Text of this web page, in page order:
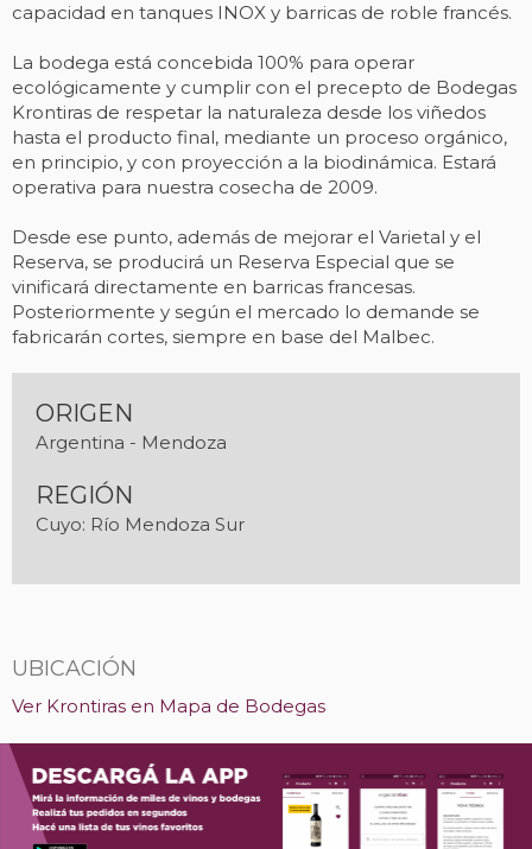
capacidad en tanques INOX y barricas de roble francés.
La bodega está concebida 100% para operar
ecológicamente y cumplir con el precepto de Bodegas
Krontiras de respetar la naturaleza desde los viñedos
hasta el producto final, mediante un proceso orgánico,
en principio, y con proyección a la biodinámica. Estará
operativa para nuestra cosecha de 2009.
Desde ese punto, además de mejorar el Varietal y el
Reserva, se producirá un Reserva Especial que se
vinificará directamente en barricas francesas.
Posteriormente y según el mercado lo demande se
fabricarán cortes, siempre en base del Malbec.
ORIGEN
Argentina - Mendoza
REGIÓN
Cuyo: Río Mendoza Sur
UBICACIÓN
Ver Krontiras en Mapa de Bodegas